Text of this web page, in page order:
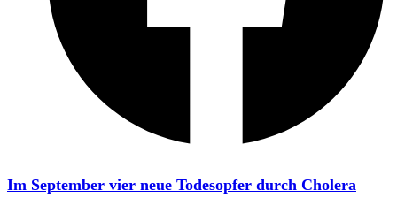
Im September vier neue Todesopfer durch Cholera